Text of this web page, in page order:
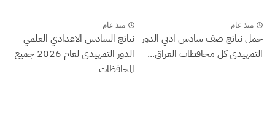
منذ عام
حمل نتائج صف سادس ادبي الدور
التمهيدي كل محافظات العراق...
منذ عام
نتائج السادس الاعدادي العلمي
الدور التمهيدي لعام 2026 جميع
المحافظات